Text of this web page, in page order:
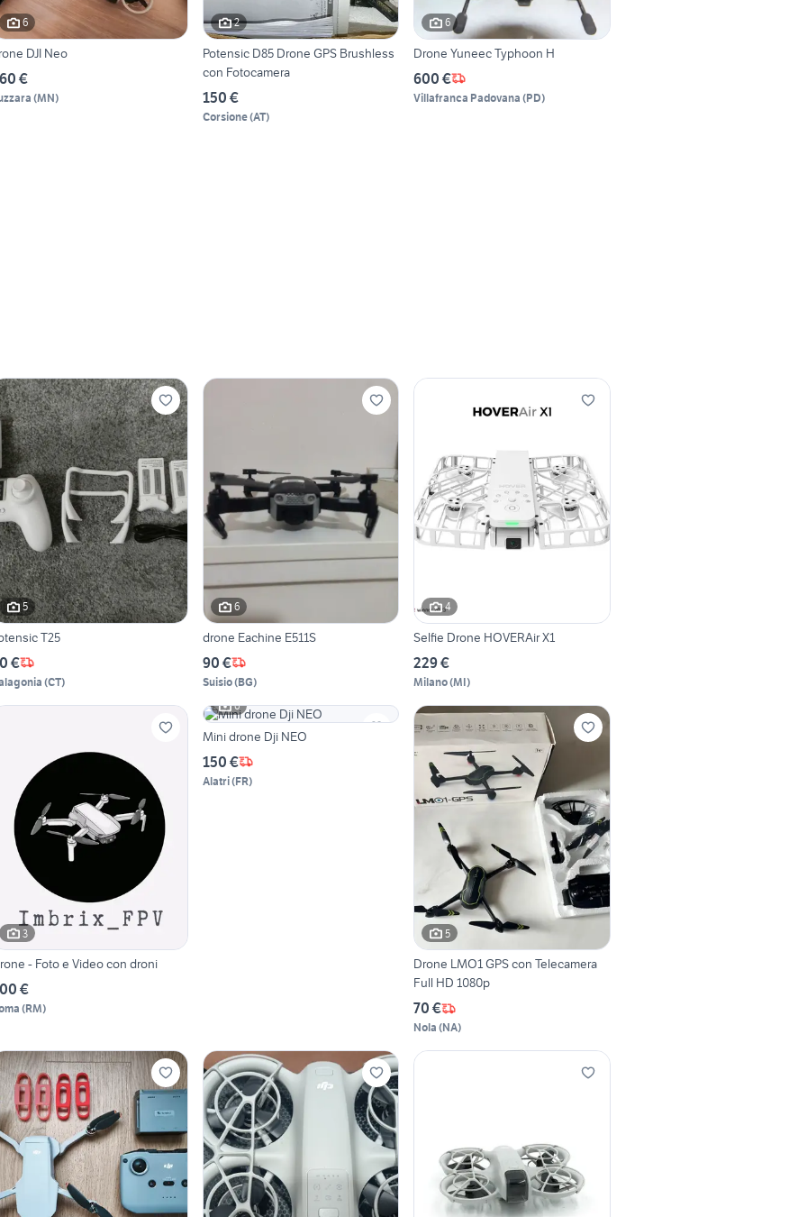
6
DJI Neo
€
(MN)
2
Potensic D85 Drone GPS Brushless
con Fotocamera
150 €
Corsione(AT)
6
Drone Yuneec Typhoon H
600 €
Villafranca Padovana (PD)
5
T25
€
(CT)
6
drone Eachine E511S
90 €
Suisio(BG)
4
Selfie Drone HOVERAir X1
229 €
Milano(MI)
3
- Foto e Video con droni
€
(RM)
6
Mini drone Dji NEO
150 €
Alatri(FR)
5
Drone LMO1 GPS con Telecamera
Full HD 1080p
70 €
Nola (NA)